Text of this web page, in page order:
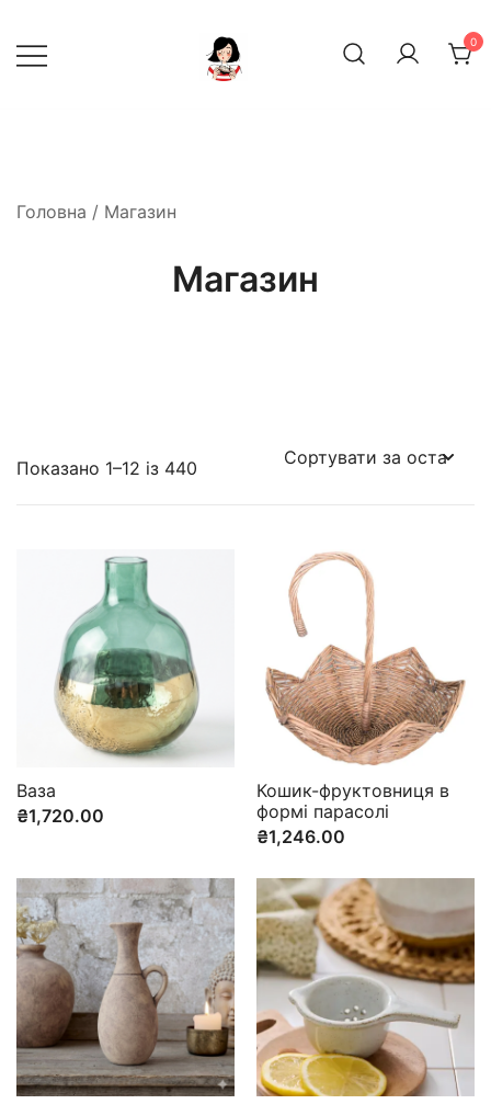
до
вмісту
0
Головна / Магазин
Магазин
Показано 1–12 із 440
Ваза
₴1,720.00
Кошик-фруктовниця в
формі парасолі
₴1,246.00